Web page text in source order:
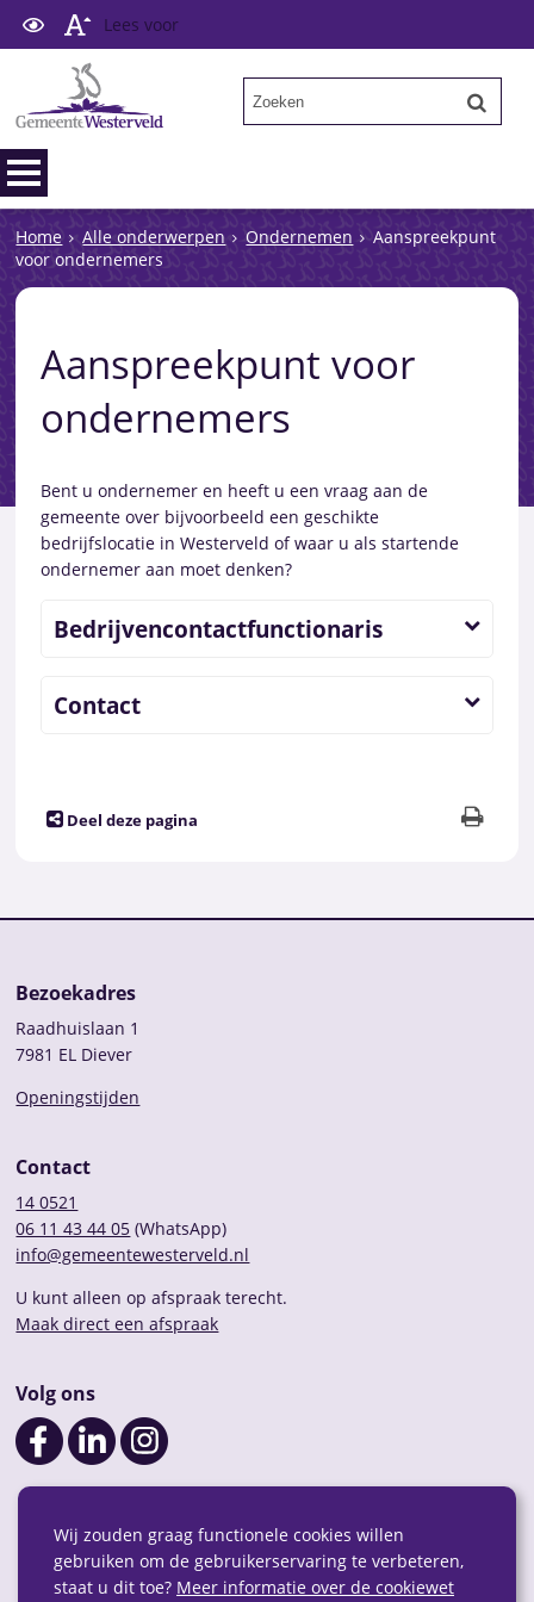
Wij zouden graag functionele cookies willen
gebruiken om de gebruikerservaring te verbeteren,
staat u dit toe? Meer informatie over de cookiewet
Lees voor
Home Alle onderwerpen Ondernemen
Aanspreekpunt
voor ondernemers
Aanspreekpunt voor
ondernemers
Bent u ondernemer en heeft u een vraag aan de
gemeente over bijvoorbeeld een geschikte
bedrijfslocatie in Westerveld of waar u als startende
ondernemer aan moet denken?
Bedrijvencontactfunctionaris
Contact
Deel deze pagina
Bezoekadres
Raadhuislaan 1
7981 EL Diever
Openingstijden
Contact
14 0521
06 11 43 44 05 (WhatsApp)
info@gemeentewesterveld.nl
U kunt alleen op afspraak terecht.
Maak direct een afspraak
Volg ons